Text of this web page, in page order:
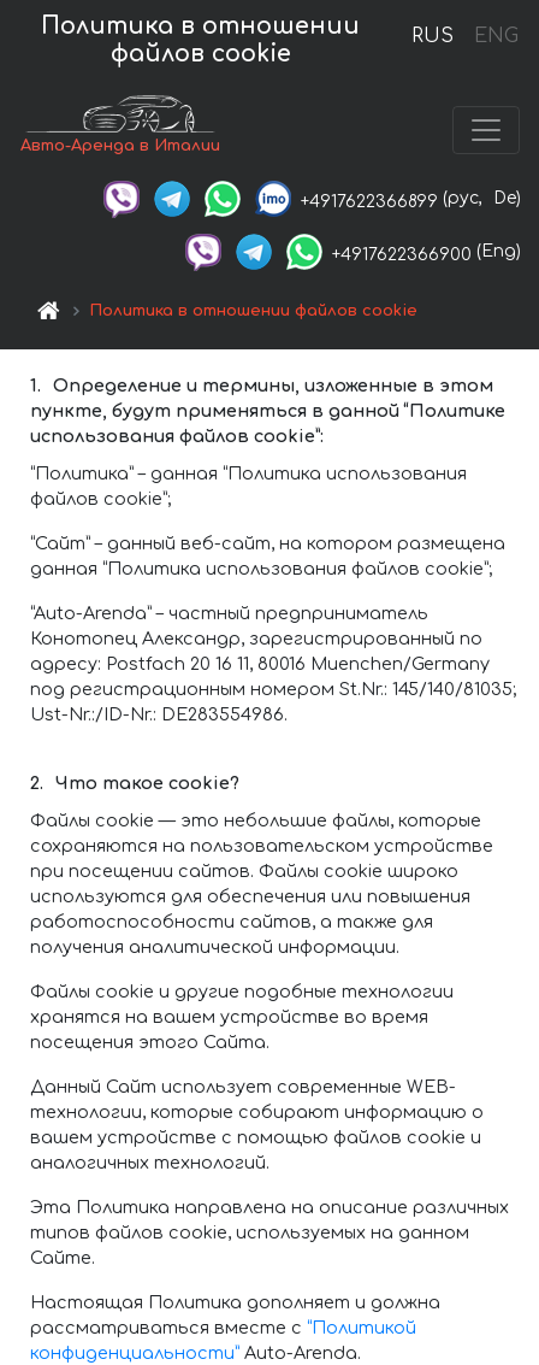
RUS ENG
Политика в отношении
файлов cookie
Авто-Аренда в Италии
+4917622366899 (рус, De)
+4917622366900 (Eng)
Политика в отношении файлов cookie
Определение и термины, изложенные в этом
пункте, будут применяться в данной “Политике
использования файлов cookie”:
“Политика” – данная “Политика использования
файлов cookie”;
“Сайт” – данный веб-сайт, на котором размещена
данная “Политика использования файлов cookie”;
“Auto-Arenda” – частный предприниматель
Конотопец Александр, зарегистрированный по
адресу: Postfach 20 16 11, 80016 Muenchen/Germany
под регистрационным номером St.Nr.: 145/140/81035;
Ust-Nr.:/ID-Nr.: DE283554986.
Что такое cookie?
Файлы cookie — это небольшие файлы, которые
сохраняются на пользовательском устройстве
при посещении сайтов. Файлы cookie широко
используются для обеспечения или повышения
работоспособности сайтов, а также для
получения аналитической информации.
Файлы cookie и другие подобные технологии
хранятся на вашем устройстве во время
посещения этого Сайта.
Данный Сайт использует современные WEB-
технологии, которые собирают информацию о
вашем устройстве с помощью файлов cookie и
аналогичных технологий.
Эта Политика направлена на описание различных
типов файлов cookie, используемых на данном
Сайте.
Настоящая Политика дополняет и должна
рассматриваться вместе с “Политикой
конфиденциальности” Auto-Arenda.